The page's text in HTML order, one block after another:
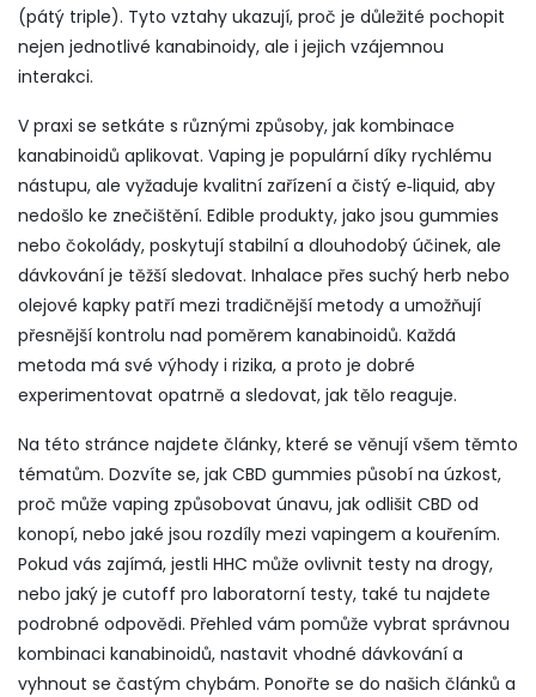
(pátý triple). Tyto vztahy ukazují, proč je důležité pochopit
nejen jednotlivé kanabinoidy, ale i jejich vzájemnou
interakci.
V praxi se setkáte s různými způsoby, jak kombinace
kanabinoidů aplikovat. Vaping je populární díky rychlému
nástupu, ale vyžaduje kvalitní zařízení a čistý e‑liquid, aby
nedošlo ke znečištění. Edible produkty, jako jsou gummies
nebo čokolády, poskytují stabilní a dlouhodobý účinek, ale
dávkování je těžší sledovat. Inhalace přes suchý herb nebo
olejové kapky patří mezi tradičnější metody a umožňují
přesnější kontrolu nad poměrem kanabinoidů. Každá
metoda má své výhody i rizika, a proto je dobré
experimentovat opatrně a sledovat, jak tělo reaguje.
Na této stránce najdete články, které se věnují všem těmto
tématům. Dozvíte se, jak CBD gummies působí na úzkost,
proč může vaping způsobovat únavu, jak odlišit CBD od
konopí, nebo jaké jsou rozdíly mezi vapingem a kouřením.
Pokud vás zajímá, jestli HHC může ovlivnit testy na drogy,
nebo jaký je cutoff pro laboratorní testy, také tu najdete
podrobné odpovědi. Přehled vám pomůže vybrat správnou
kombinaci kanabinoidů, nastavit vhodné dávkování a
vyhnout se častým chybám. Ponořte se do našich článků a